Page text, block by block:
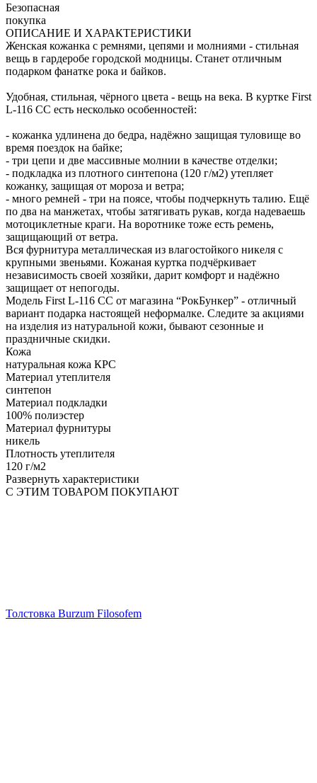
Безопасная
покупка
ОПИСАНИЕ И ХАРАКТЕРИСТИКИ
Женская кожанка с ремнями, цепями и молниями - стильная
вещь в гардеробе городской модницы. Станет отличным
подарком фанатке рока и байков.
Удобная, стильная, чёрного цвета - вещь на века. В куртке First
L-116 CC есть несколько особенностей:
- кожанка удлинена до бедра, надёжно защищая туловище во
время поездок на байке;
- три цепи и две массивные молнии в качестве отделки;
- подкладка из плотного синтепона (120 г/м2) утепляет
кожанку, защищая от мороза и ветра;
- много ремней - три на поясе, чтобы подчеркнуть талию. Ещё
по два на манжетах, чтобы затягивать рукав, когда надеваешь
мотоциклетные краги. На воротнике тоже есть ремень,
защищающий от ветра.
Вся фурнитура металлическая из влагостойкого никеля с
крупными звеньями. Кожаная куртка подчёркивает
независимость своей хозяйки, дарит комфорт и надёжно
защищает от непогоды.
Модель First L-116 CC от магазина “РокБункер” - отличный
вариант подарка настоящей неформалке. Следите за акциями
на изделия из натуральной кожи, бывают сезонные и
праздничные скидки.
Кожа
натуральная кожа КРС
Материал утеплителя
синтепон
Материал подкладки
100% полиэстер
Материал фурнитуры
никель
Плотность утеплителя
120 г/м2
Развернуть характеристики
С ЭТИМ ТОВАРОМ ПОКУПАЮТ
Толстовка Burzum Filosofem